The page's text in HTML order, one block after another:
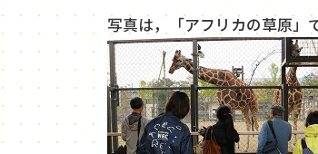
写真は，「アフリカの草原」